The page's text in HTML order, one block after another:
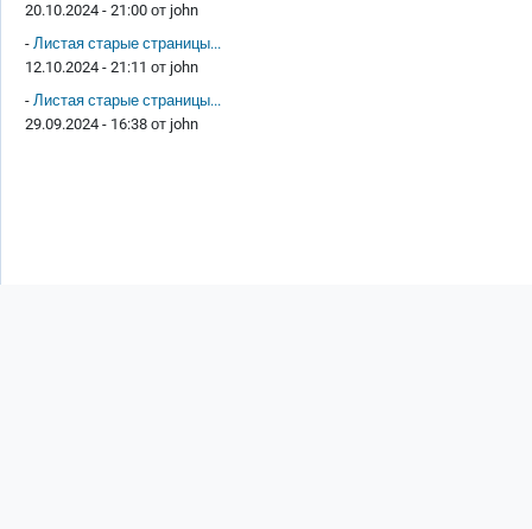
20.10.2024 - 21:00 от john
- Листая старые страницы...
12.10.2024 - 21:11 от john
- Листая старые страницы...
29.09.2024 - 16:38 от john